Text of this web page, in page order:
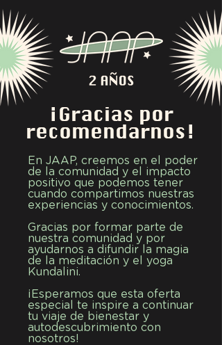
¡Gracias por
recomendarnos!
En JAAP, creemos en el poder
de la comunidad y el impacto
positivo que podemos tener
cuando compartimos nuestras
experiencias y conocimientos.
Gracias por formar parte de
nuestra comunidad y por
ayudarnos a difundir la magia
de la meditación y el yoga
Kundalini.
¡Esperamos que esta oferta
especial te inspire a continuar
tu viaje de bienestar y
autodescubrimiento con
nosotros!